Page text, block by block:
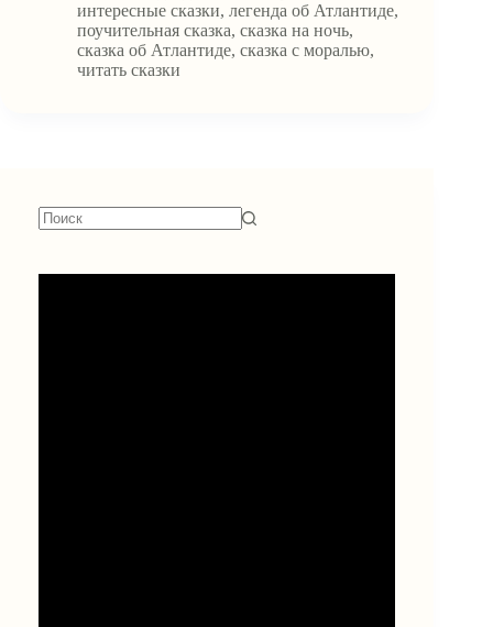
—
сказочная
версия
интересные сказки, легенда об Атлантиде,
поучительная сказка, сказка на ночь,
сказка об Атлантиде, сказка с моралью,
читать сказки
найдено